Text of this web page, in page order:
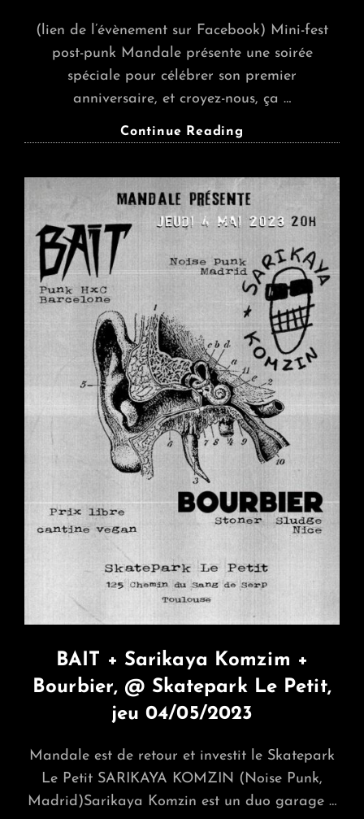
(lien de l’évènement sur Facebook) Mini-fest
post-punk Mandale présente une soirée
spéciale pour célébrer son premier
anniversaire, et croyez-nous, ça …
Continue Reading
Punk
:
BUZZKILL
DRUNK
MEAT
+
MATA
HARI
+
NOVO
SKELTER
+
MONDO
CANE
Dj
Set
Skatepark
Le
Sam
BAIT + Sarikaya Komzim +
Bourbier, @ Skatepark Le Petit,
jeu 04/05/2023
Mandale est de retour et investit le Skatepark
Le Petit SARIKAYA KOMZIN (Noise Punk,
Madrid)Sarikaya Komzin est un duo garage …